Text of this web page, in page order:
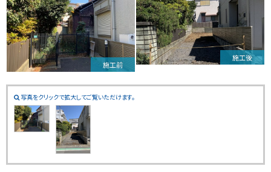
施工前
施工後
写真をクリックで拡大してご覧いただけます。